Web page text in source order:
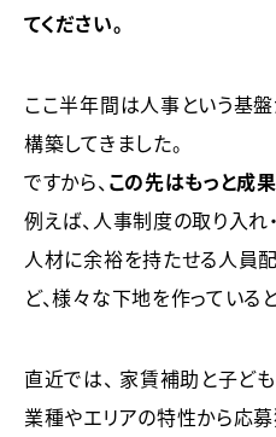
てください。
ここ半年間は人事という基
構築してきました。
ですから、 この先はもっと成
例えば、人事制度の取り入れ
人材に余裕を持たせる人員
ど、様々な下地を作っていると
直近では、 家賃補助と子ど
業種やエリアの特性から応